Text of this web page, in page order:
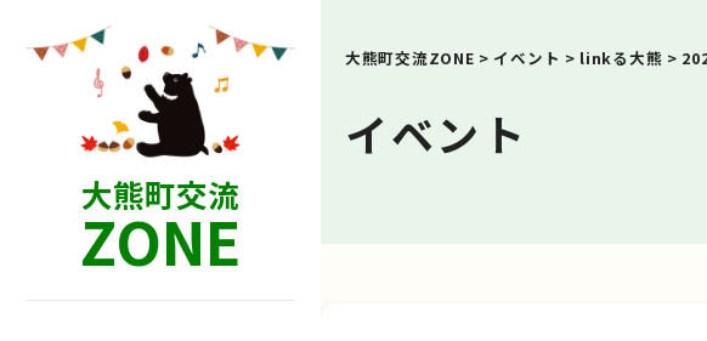
大熊町交流
ZONE
大熊町交流ZONE > イベント > linkる大熊 >
イベント